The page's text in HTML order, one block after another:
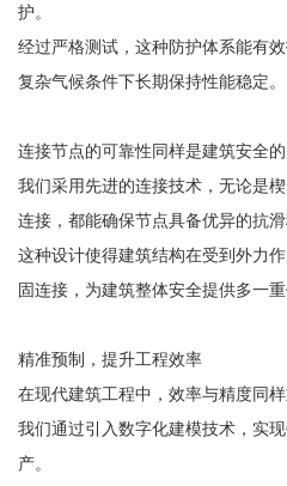
护。
经过严格测试，这种防护体系能有
复杂气候条件下长期保持性能稳定。
连接节点的可靠性同样是建筑安全的
我们采用先进的连接技术，无论是
连接，都能确保节点具备优异的抗滑
这种设计使得建筑结构在受到外力
固连接，为建筑整体安全提供多一重
精准预制，提升工程效率
在现代建筑工程中，效率与精度同样
我们通过引入数字化建模技术，实
产。